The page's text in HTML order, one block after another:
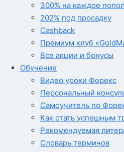
300% на каждое
202% под просадку
Cashback
Премиум клуб
Все акции и бонусы
Обучение
Видео уроки Форекс
Персональный
Самоучитель по
Как стать успешным
Рекомендуемая
Словарь терминов